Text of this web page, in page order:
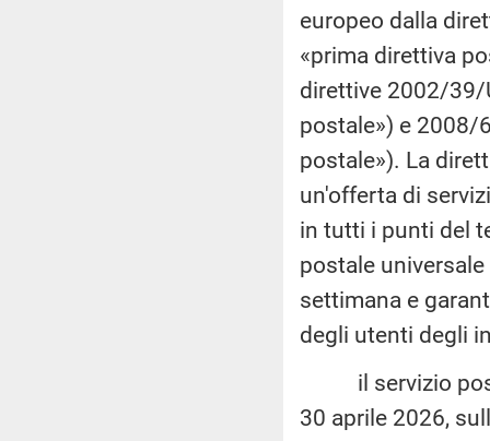
europeo dalla
«prima direttiva
direttive 2002/39/
postale») e 2008/
postale»). La
un'offerta di
in tutti i punti del
postale
settimana e
degli utenti degli
il servizio
30 aprile 2026,